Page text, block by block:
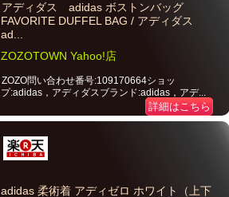
アディダス adidas ボストンバッグ
FAVORITE DUFFEL BAG / アディダス
ad...
ZOZOTOWN Yahoo!店
ZOZO問い合わせ番号:109170664ショッ
プ:adidas，アディダスブランド:adidas，アデ...
詳細はこちら
adidas 柔術着 アディゼロ ホワイト（上下